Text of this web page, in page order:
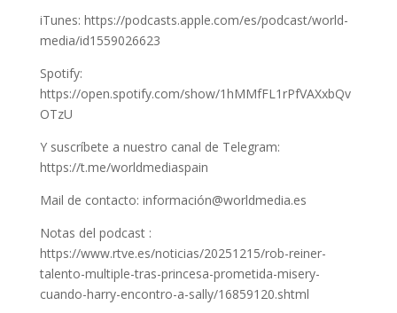
iTunes: https://podcasts.apple.com/es/podcast/world-
media/id1559026623
Spotify:
https://open.spotify.com/show/1hMMfFL1rPfVAXxbQv
OTzU
Y suscríbete a nuestro canal de Telegram:
https://t.me/worldmediaspain
Mail de contacto: información@worldmedia.es
Notas del podcast :
https://www.rtve.es/noticias/20251215/rob-reiner-
talento-multiple-tras-princesa-prometida-misery-
cuando-harry-encontro-a-sally/16859120.shtml